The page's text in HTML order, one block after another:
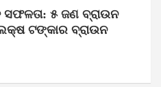
୫ ଜଣ ବ୍ରାଉନ
ଟଙ୍କାର ବ୍ରାଉନ